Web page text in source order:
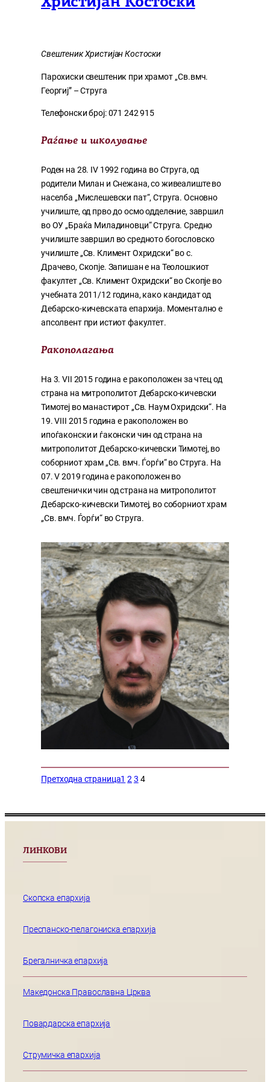
Свештеник Христијан Костоски
Парохиски свештеник при храмот ,,Св.вмч.
Георгиј” – Струга
Телефонски број: 071 242 915
Раѓање и школување
Роден на 28. IV 1992 година во Струга, од
родители Милан и Снежана, со живеалиште во
населба „Мислешевски пат“, Струга. Основно
училиште, од прво до осмо одделение, завршил
во ОУ „Браќа Миладиновци“ Струга. Средно
училиште завршил во средното богословско
училиште „Св. Климент Охридски“ во с.
Драчево, Скопје. Запишан е на Теолошкиот
факултет „Св. Климент Охридски“ во Скопје во
учебната 2011/12 година, како кандидат од
Дебарско-кичевската епархија. Моментално е
апсолвент при истиот факултет.
Ракополагања
На 3. VII 2015 година е ракоположен за чтец од
страна на митрополитот Дебарско-кичевски
Тимотеј во манастирот „Св. Наум Охридски“. На
19. VIII 2015 година е ракоположен во
ипоѓаконски и ѓаконски чин од страна на
митрополитот Дебарско-кичевски Тимотеј, во
соборниот храм „Св. вмч. Ѓорѓи“ во Струга. На
07. V 2019 година е ракоположен во
свештенички чин од страна на митрополитот
Дебарско-кичевски Тимотеј, во соборниот храм
„Св. вмч. Ѓорѓи“ во Струга.
Претходна страница1 23 4
ЛИНКОВИ
Скопска епархија
Преспанско-пелагониска епархија
Брегалничка епархија
Македонска Православна Црква
Повардарска епархија
Струмичка епархија